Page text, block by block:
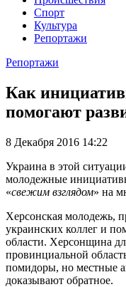
Спорт
Культура
Репортажи
Репортажи
Как
помогают
8 Декабря 2016 14:22
Украина в этой
молодежные
«свежим взглядом» на
Херсонская молодежь,
украинских коллег и
области. Херсонщина
провинциальной
помидоры, но местные
доказывают обратное.